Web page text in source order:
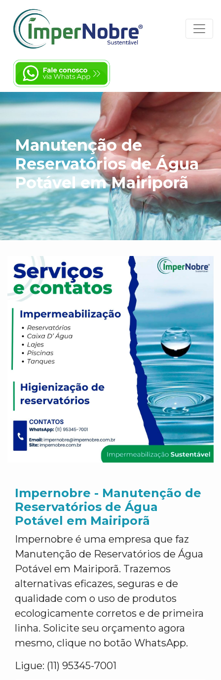
Manutenção de
Reservatórios de Água
Potável em Mairiporã
Impernobre - Manutenção de
Reservatórios de Água
Potável em Mairiporã
Impernobre é uma empresa que faz
Manutenção de Reservatórios de Água
Potável em Mairiporã. Trazemos
alternativas eficazes, seguras e de
qualidade com o uso de produtos
ecologicamente corretos e de primeira
linha. Solicite seu orçamento agora
mesmo, clique no botão WhatsApp.
Ligue: (11) 95345-7001